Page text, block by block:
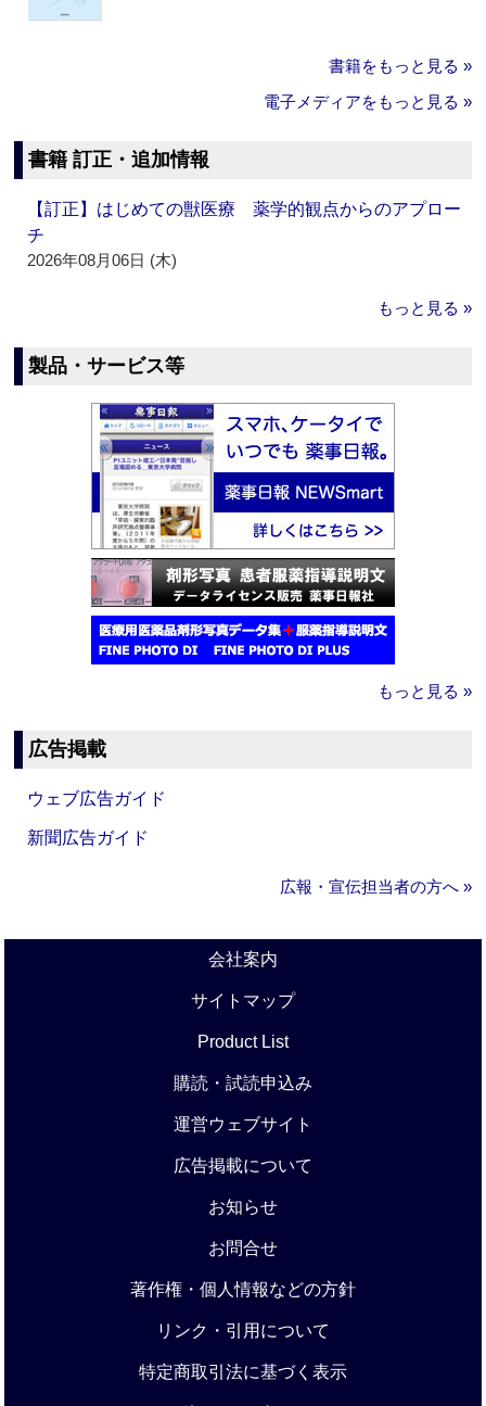
書籍をもっと見る »
電子メディアをもっと見る »
書籍 訂正・追加情報
【訂正】はじめての獣医療 薬学的観点からのアプロー
チ
2026年08月06日 (木)
もっと見る »
製品・サービス等
もっと見る »
広告掲載
ウェブ広告ガイド
新聞広告ガイド
広報・宣伝担当者の方へ »
会社案内
サイトマップ
Product List
購読・試読申込み
運営ウェブサイト
広告掲載について
お知らせ
お問合せ
著作権・個人情報などの方針
リンク・引用について
特定商取引法に基づく表示